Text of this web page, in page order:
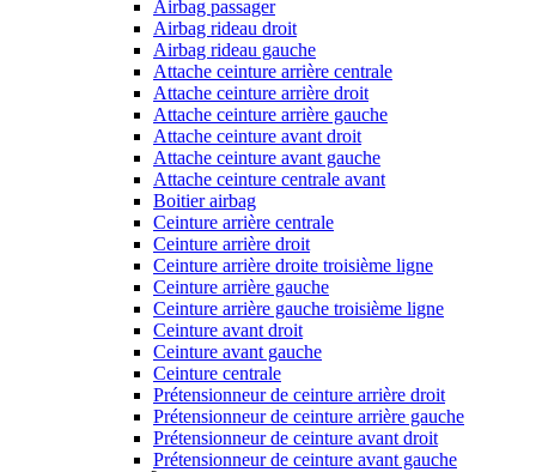
Airbag passager
Airbag rideau droit
Airbag rideau gauche
Attache ceinture arrière centrale
Attache ceinture arrière droit
Attache ceinture arrière gauche
Attache ceinture avant droit
Attache ceinture avant gauche
Attache ceinture centrale avant
Boitier airbag
Ceinture arrière centrale
Ceinture arrière droit
Ceinture arrière droite troisième ligne
Ceinture arrière gauche
Ceinture arrière gauche troisième ligne
Ceinture avant droit
Ceinture avant gauche
Ceinture centrale
Prétensionneur de ceinture arrière droit
Prétensionneur de ceinture arrière gauche
Prétensionneur de ceinture avant droit
Prétensionneur de ceinture avant gauche